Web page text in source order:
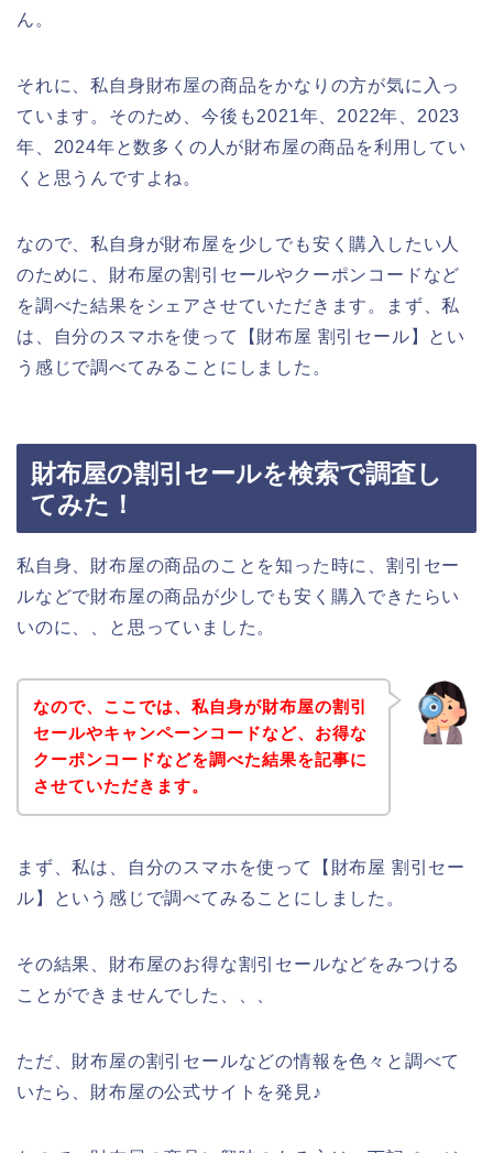
ん。
それに、私自身財布屋の商品をかなりの方が気に入っ
ています。そのため、今後も2021年、2022年、2023
年、2024年と数多くの人が財布屋の商品を利用してい
くと思うんですよね。
なので、私自身が財布屋を少しでも安く購入したい人
のために、財布屋の割引セールやクーポンコードなど
を調べた結果をシェアさせていただきます。まず、私
は、自分のスマホを使って【財布屋 割引セール】とい
う感じで調べてみることにしました。
財布屋の割引セールを検索で調査し
てみた！
私自身、財布屋の商品のことを知った時に、割引セー
ルなどで財布屋の商品が少しでも安く購入できたらい
いのに、、と思っていました。
なので、ここでは、私自身が財布屋の割引
セールやキャンペーンコードなど、お得な
クーポンコードなどを調べた結果を記事に
させていただきます。
まず、私は、自分のスマホを使って【財布屋 割引セー
ル】という感じで調べてみることにしました。
その結果、財布屋のお得な割引セールなどをみつける
ことができませんでした、、、
ただ、財布屋の割引セールなどの情報を色々と調べて
いたら、財布屋の公式サイトを発見♪